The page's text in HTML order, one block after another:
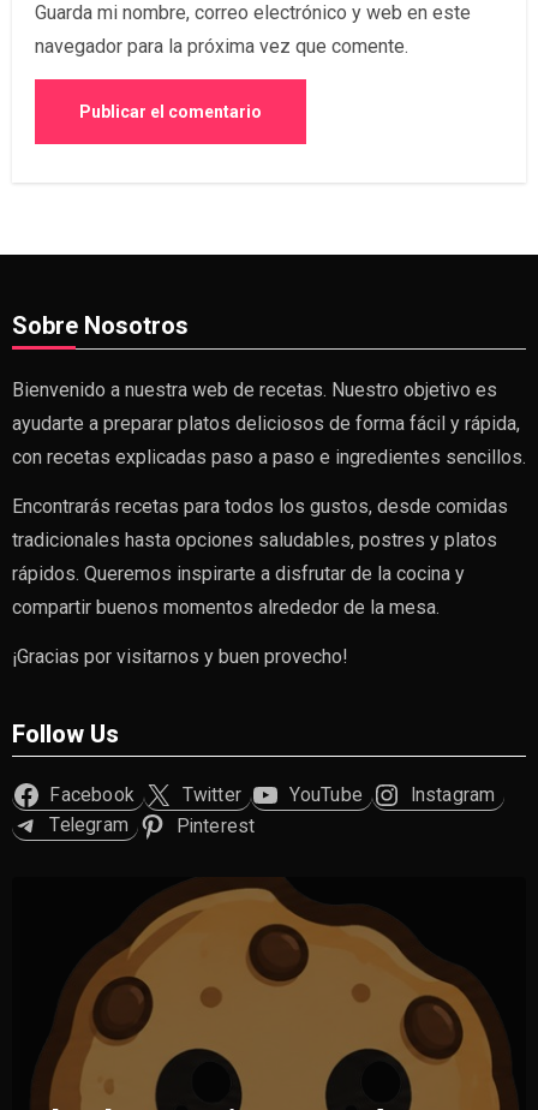
Guarda mi nombre, correo electrónico y web en este
navegador para la próxima vez que comente.
Sobre Nosotros
Bienvenido a nuestra web de recetas. Nuestro objetivo es
ayudarte a preparar platos deliciosos de forma fácil y rápida,
con recetas explicadas paso a paso e ingredientes sencillos.
Encontrarás recetas para todos los gustos, desde comidas
tradicionales hasta opciones saludables, postres y platos
rápidos. Queremos inspirarte a disfrutar de la cocina y
compartir buenos momentos alrededor de la mesa.
¡Gracias por visitarnos y buen provecho!
Follow Us
Facebook Twitter YouTube
Instagram
Telegram
Pinterest